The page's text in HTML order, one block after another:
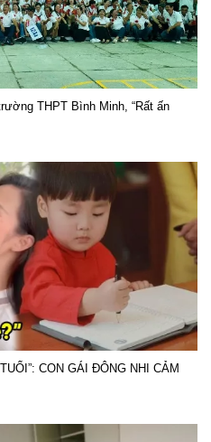
THPT Bình Minh, “Rất ấn
CON GÁI ĐÔNG NHI CẢM